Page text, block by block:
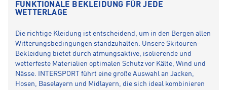
FUNKTIONALE BEKLEIDUNG FÜR JEDE
WETTERLAGE
Die richtige Kleidung ist entscheidend, um in den Bergen allen
Witterungsbedingungen standzuhalten. Unsere Skitouren-
Bekleidung bietet durch atmungsaktive, isolierende und
wetterfeste Materialien optimalen Schutz vor Kälte, Wind und
Nässe. INTERSPORT führt eine große Auswahl an Jacken,
Hosen, Baselayern und Midlayern, die sich ideal kombinieren